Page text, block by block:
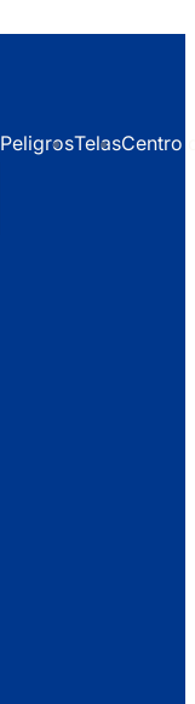
PeligrosTelasCentro